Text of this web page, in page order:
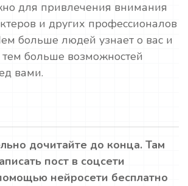
для привлечения внимания
и других профессионалов
больше людей узнает о вас и
больше возможностей
вами.
дочитайте до конца. Там
пост в соцсети
нейросети бесплатно